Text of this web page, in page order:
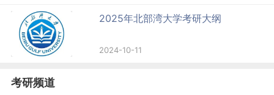
2025年北部湾大学考研大纲
2024-10-11
考研频道